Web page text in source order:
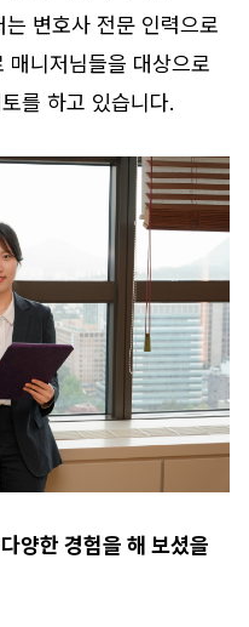
변호사 전문 인력으로
매니저님들을 대상으로
를 하고 있습니다.
양한 경험을 해 보셨을